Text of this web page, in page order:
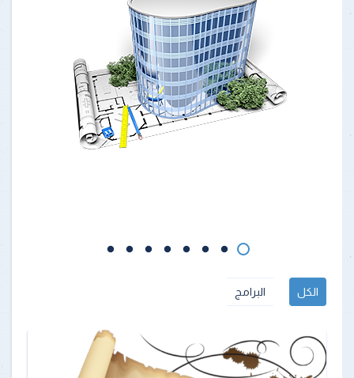
الكل البرامج